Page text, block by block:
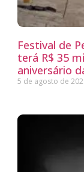
Festival de
terá R$ 35
aniversário
5 de agosto de